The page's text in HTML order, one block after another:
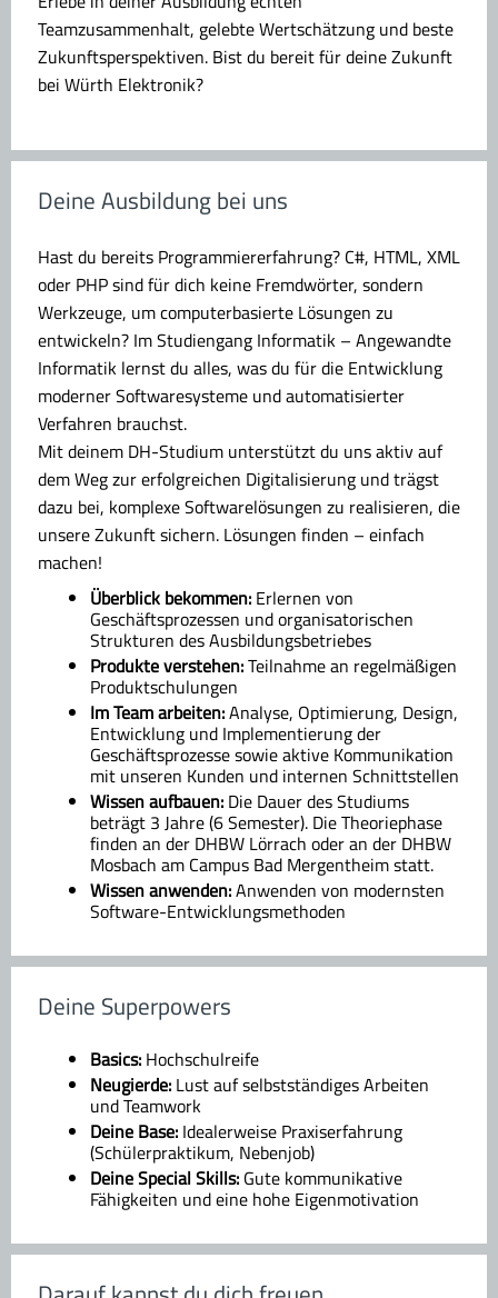
Teamzusammenhalt, gelebte Wertschätzung und beste
Zukunftsperspektiven. Bist du bereit für deine Zukunft
bei Würth Elektronik?
Deine Ausbildung bei uns
Hast du bereits Programmiererfahrung? C#, HTML, XML
oder PHP sind für dich keine Fremdwörter, sondern
Werkzeuge, um computerbasierte Lösungen zu
entwickeln? Im Studiengang Informatik – Angewandte
Informatik lernst du alles, was du für die Entwicklung
moderner Softwaresysteme und automatisierter
Verfahren brauchst.
Mit deinem DH-Studium unterstützt du uns aktiv auf
dem Weg zur erfolgreichen Digitalisierung und trägst
dazu bei, komplexe Softwarelösungen zu realisieren, die
unsere Zukunft sichern. Lösungen finden – einfach
machen!
Überblick bekommen: Erlernen von
Geschäftsprozessen und organisatorischen
Strukturen des Ausbildungsbetriebes
Produkte verstehen:Teilnahme an regelmäßigen
Produktschulungen
Im Team arbeiten:Analyse, Optimierung, Design,
Entwicklung und Implementierung der
Geschäftsprozesse sowie aktive Kommunikation
mit unseren Kunden und internen Schnittstellen
Wissen aufbauen: Die Dauer des Studiums
beträgt 3 Jahre (6 Semester). Die Theoriephase
finden an der DHBW Lörrach oder an der DHBW
Mosbach am Campus Bad Mergentheim statt.
Wissen anwenden:Anwenden von modernsten
Software-Entwicklungsmethoden
Deine Superpowers
Basics: Hochschulreife
Neugierde: Lust auf selbstständiges Arbeiten
und Teamwork
Deine Base: Idealerweise Praxiserfahrung
(Schülerpraktikum, Nebenjob)
Deine Special Skills: Gute kommunikative
Fähigkeiten und eine hohe Eigenmotivation